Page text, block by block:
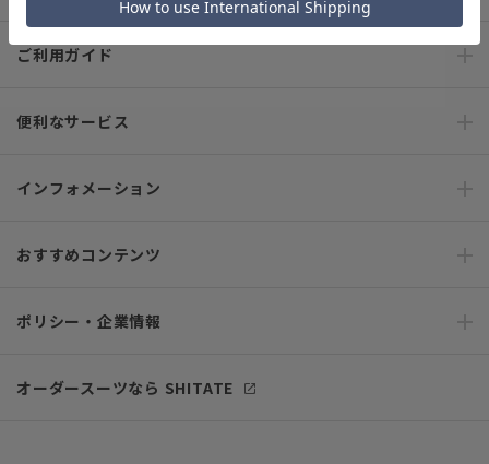
ご利用ガイド
便利なサービス
インフォメーション
おすすめコンテンツ
ポリシー・企業情報
オーダースーツなら SHITATE